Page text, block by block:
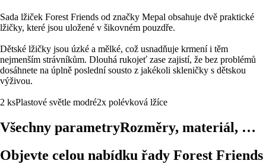
Sada lžiček Forest Friends od značky Mepal obsahuje dvě praktické
lžičky, které jsou uložené v šikovném pouzdře.
Dětské lžičky jsou úzké a mělké, což usnadňuje krmení i těm
nejmenším strávníkům. Dlouhá rukojeť zase zajistí, že bez problémů
dosáhnete na úplně poslední sousto z jakékoli skleničky s dětskou
výživou.
2 ksPlastové světle modré2x polévková lžíce
Všechny parametryRozměry, materiál, …
Objevte celou nabídku řady Forest Friends